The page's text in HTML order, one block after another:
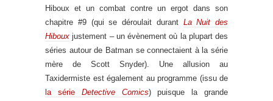
Hiboux et un combat contre un ergot dans son
chapitre #9 (qui se déroulait durant La Nuit des
Hiboux justement – un évènement où la plupart des
séries autour de Batman se connectaient à la série
mère de Scott Snyder). Une allusion au
Taxidermiste est également au programme (issu de
la série Detective Comics) puisque la grande